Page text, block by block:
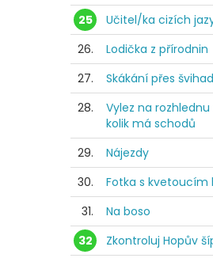
25
Učitel/ka cizích
26.
Lodička z přírodnin
27.
Skákání přes
28.
Vylez na
kolik má schodů
29.
Nájezdy
30.
Fotka s kvetoucím
31.
Na boso
32
Zkontroluj Hopův